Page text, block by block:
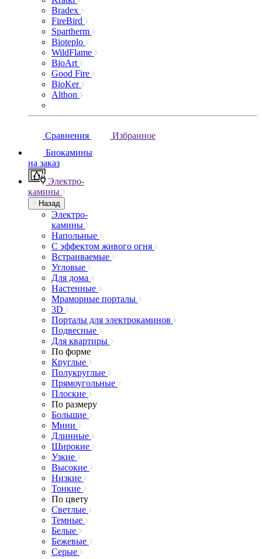
Bradex
FireBird
Spartherm
Bioteplo
WildFlame
BioArt
Good Fire
BioKer
Althon
Сравнения
Избранное
Биокамины
на заказ
Электро-
камины
Назад
Электро-
камины
Напольные
С эффектом живого огня
Встраиваемые
Угловые
Для дома
Настенные
Мраморные порталы
3D
Порталы для электрокаминов
Подвесные
Для квартиры
По форме
Круглые
Полукруглые
Прямоугольные
Плоские
По размеру
Большие
Мини
Длинные
Широкие
Узкие
Высокие
Низкие
Тонкие
По цвету
Светлые
Темные
Белые
Бежевые
Серые